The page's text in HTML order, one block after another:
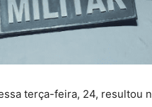
terça-feira, 24, resultou